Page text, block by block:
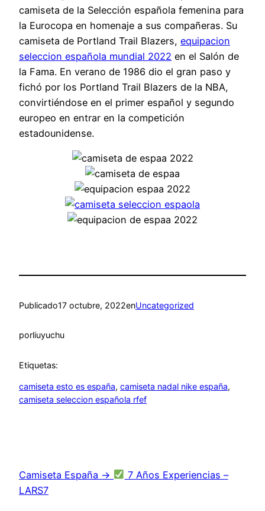
camiseta de la Selección española femenina para
la Eurocopa en homenaje a sus compañeras. Su
camiseta de Portland Trail Blazers, equipacion
seleccion española mundial 2022 en el Salón de
la Fama. En verano de 1986 dio el gran paso y
fichó por los Portland Trail Blazers de la NBA,
convirtiéndose en el primer español y segundo
europeo en entrar en la competición
estadounidense.
Publicado17 octubre, 2022enUncategorized
porliuyuchu
Etiquetas:
camiseta esto es españa, camiseta nadal nike españa
camiseta seleccion española rfef
Camiseta España →
7 Años Experiencias –
LARS7